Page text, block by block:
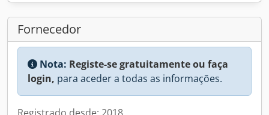
Fornecedor
Nota: Registe-se gratuitamente ou faça
login, para aceder a todas as informações.